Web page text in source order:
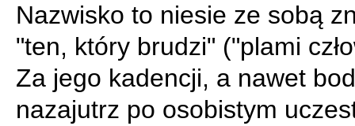
Nazwisko to niesie ze sobą
"ten, który brudzi" ("plami
Za jego kadencji, a nawet
nazajutrz po osobistym